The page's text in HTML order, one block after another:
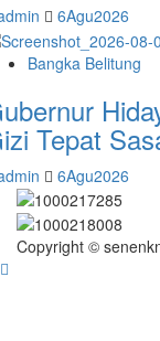
6Agu2026
Bangka Belitung
Tepat
6Agu2026
Copyright ©